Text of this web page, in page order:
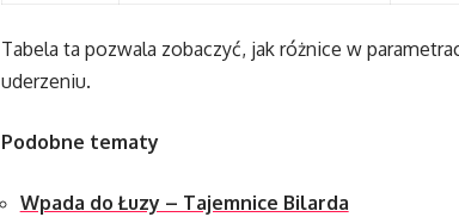
Tabela ta pozwala zobaczyć, jak różnice w
uderzeniu.
Podobne tematy
Wpada do Łuzy – Tajemnice Bilarda